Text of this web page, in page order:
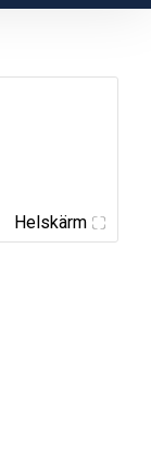
Helskärm